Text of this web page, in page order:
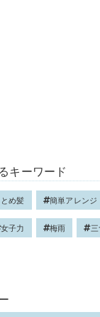
キーワード
め髪 簡単アレンジ
女子力 梅雨 三